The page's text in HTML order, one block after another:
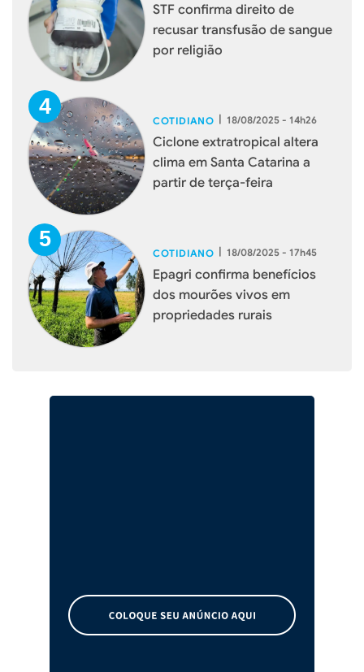
STF confirma direito de
recusar transfusão de sangue
por religião
COTIDIANO | 18/08/2025 - 14h26
Ciclone extratropical altera
clima em Santa Catarina a
partir de terça-feira
COTIDIANO 18/08/2025 - 17h45
Epagri confirma benefícios
dos mourões vivos em
propriedades rurais